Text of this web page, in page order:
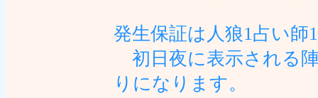
発生保証は人狼1占い
初日夜に表示される
りになります。